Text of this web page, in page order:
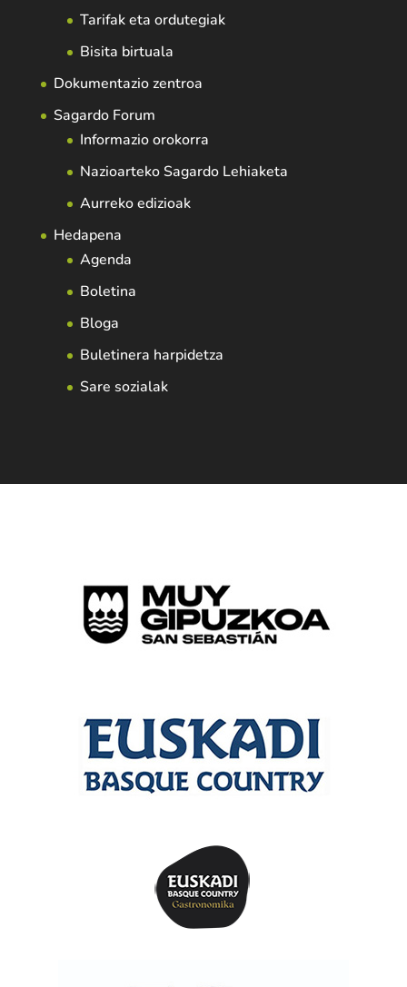
Tarifak eta ordutegiak
Bisita birtuala
Dokumentazio zentroa
Sagardo Forum
Informazio orokorra
Nazioarteko Sagardo Lehiaketa
Aurreko edizioak
Hedapena
Agenda
Boletina
Bloga
Buletinera harpidetza
Sare sozialak